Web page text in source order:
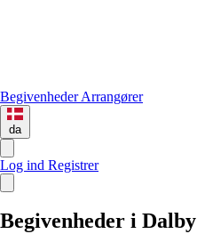
BegivenhederArrangører
da
Log ind Registrer
Begivenheder i Dalby